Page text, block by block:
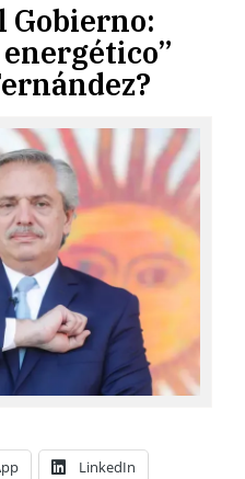
Gobierno:
LinkedIn